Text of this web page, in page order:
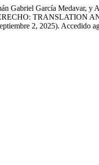
Gabriel García
TRANSLATION
2, 2025). Accedido